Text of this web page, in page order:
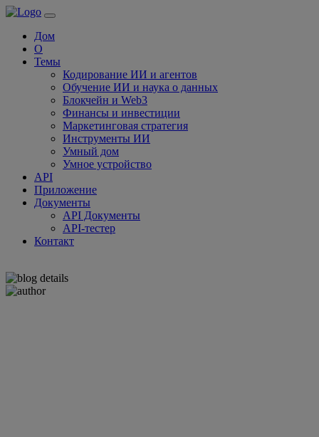
Дом
О
Темы
Кодирование ИИ и агентов
Обучение ИИ и наука о данных
Блокчейн и Web3
Финансы и инвестиции
Маркетинговая стратегия
Инструменты ИИ
Умный дом
Умное устройство
API
Приложение
Документы
API Документы
API-тестер
Контакт